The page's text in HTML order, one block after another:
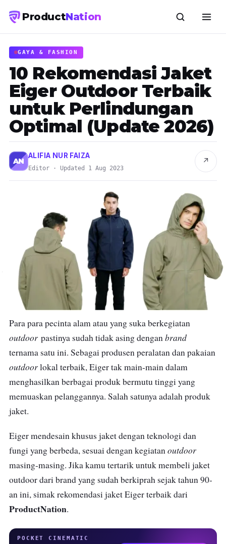
ProductNation
GAYA & FASHION
10 Rekomendasi Jaket
Eiger Outdoor Terbaik
untuk Perlindungan
Optimal (Update 2026)
AN
ALIFIA NUR FAIZA
Editor · Updated 1 Aug 2023
↗
Para para pecinta alam atau yang suka berkegiatan
outdoor pastinya sudah tidak asing denganbrand
ternama satu ini. Sebagai produsen peralatan dan pakaian
outdoorlokal terbaik, Eiger tak main-main dalam
menghasilkan berbagai produk bermutu tinggi yang
memuaskan pelanggannya. Salah satunya adalah produk
jaket.
Eiger mendesain khusus jaket dengan teknologi dan
fungi yang berbeda, sesuai dengan kegiatanoutdoor
masing-masing. Jika kamu tertarik untuk membeli jaket
outdoor dari brand yang sudah berkiprah sejak tahun 90-
an ini, simak rekomendasi jaket Eiger terbaik dari
ProductNation.
POCKET CINEMATIC